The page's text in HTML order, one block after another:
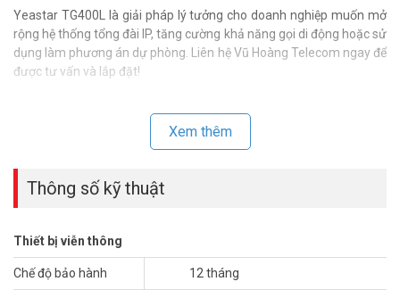
Yeastar TG400L là giải pháp lý tưởng cho doanh nghiệp muốn mở
rộng hệ thống tổng đài IP, tăng cường khả năng gọi di động hoặc sử
dụng làm phương án dự phòng. Liên hệ Vũ Hoàng Telecom ngay để
được tư vấn và lắp đặt!
TG400L
– Giao tiếp 4G 8 kênh sim di động
– Gửi và nhận tin nhắn SMS qua giao diện Web và hỗ trợ SMS hàng
loạt
– Mọi thứ đều có thể dễ dàng thiết lập trong quản lý dựa trên Web
Xem thêm
Thông số kỹ thuật
Thiết bị viễn thông
Chế độ bảo hành 12 tháng